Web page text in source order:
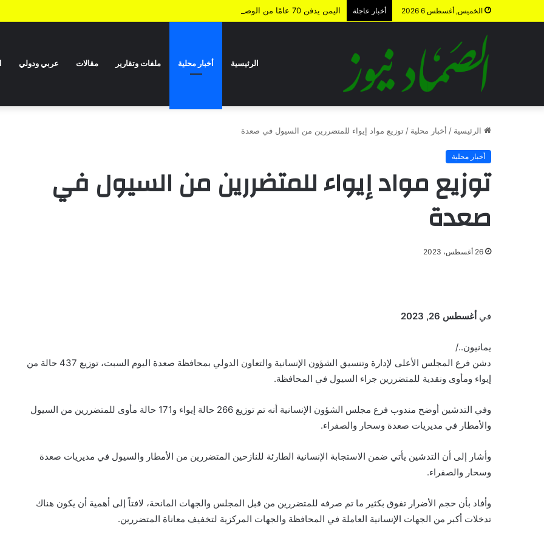
الخميس, أغسطس 6 2026 أخبار عاجلة اليمن يدفن 70 عامًا من الوصاية السعودية
الرئيسية أخبار محلية ملفات وتقارير مقالات عربي ودولي
الرئيسية / أخبار محلية / توزيع مواد إيواء للمتضررين من السيول في صعدة
أخبار محلية
توزيع مواد إيواء للمتضررين من السيول في
صعدة
26 أغسطس، 2023
في أغسطس 26, 2023
يمانيون../
دشن فرع المجلس الأعلى لإدارة وتنسيق الشؤون الإنسانية والتعاون الدولي بمحافظة صعدة اليوم السبت، توزيع 437 حالة من
إيواء ومأوى ونقدية للمتضررين جراء السيول في المحافظة.
وفي التدشين أوضح مندوب فرع مجلس الشؤون الإنسانية أنه تم توزيع 266 حالة إيواء و171 حالة مأوى للمتضررين من السيول
والأمطار في مديريات صعدة وسحار والصفراء.
وأشار إلى أن التدشين يأتي ضمن الاستجابة الإنسانية الطارئة للنازحين المتضررين من الأمطار والسيول في مديريات صعدة
وسحار والصفراء.
وأفاد بأن حجم الأضرار تفوق بكثير ما تم صرفه للمتضررين من قبل المجلس والجهات المانحة، لافتاً إلى أهمية أن يكون هناك
تدخلات أكبر من الجهات الإنسانية العاملة في المحافظة والجهات المركزية لتخفيف معاناة المتضررين.